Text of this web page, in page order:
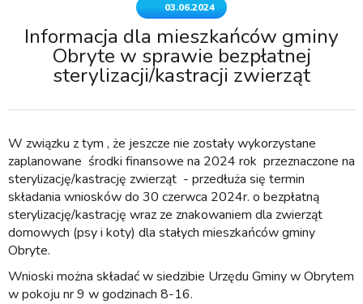
03.06.2024
Informacja dla mieszkańców gminy
Obryte w sprawie bezpłatnej
sterylizacji/kastracji zwierząt
W związku z tym , że jeszcze nie zostały wykorzystane
zaplanowane środki finansowe na 2024 rok przeznaczone na
sterylizację/kastrację zwierząt - przedłuża się termin
składania wniosków do 30 czerwca 2024r. o bezpłatną
sterylizację/kastrację wraz ze znakowaniem dla zwierząt
domowych (psy i koty) dla stałych mieszkańców gminy
Obryte.
Wnioski można składać w siedzibie Urzędu Gminy w Obrytem
w pokoju nr 9 w godzinach 8-16.